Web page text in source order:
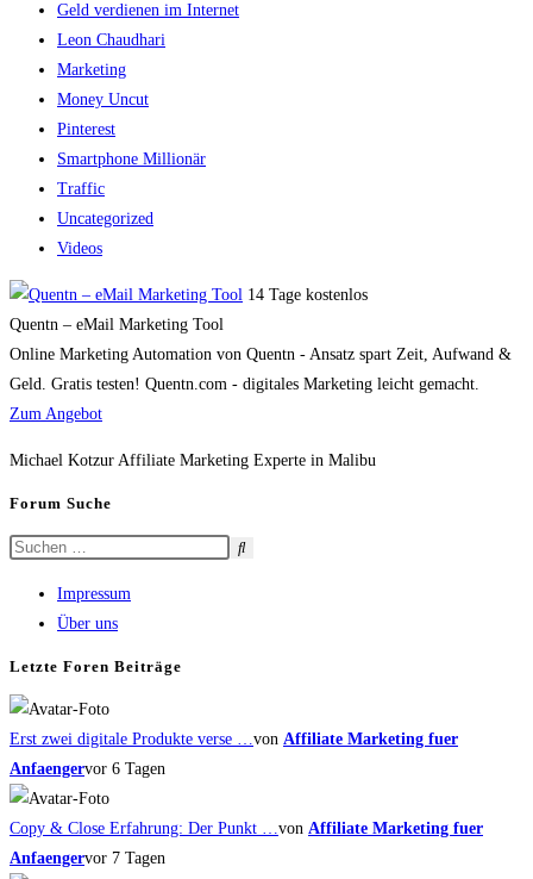
Geld verdienen im Internet
Leon Chaudhari
Marketing
Money Uncut
Pinterest
Smartphone Millionär
Traffic
Uncategorized
Videos
14 Tage kostenlos
Quentn – eMail Marketing Tool
Online Marketing Automation von Quentn - Ansatz spart Zeit, Aufwand &
Geld. Gratis testen! Quentn.com - digitales Marketing leicht gemacht.
Zum Angebot
Michael Kotzur Affiliate Marketing Experte in Malibu
Forum Suche
Impressum
Über uns
Letzte Foren Beiträge
Erst zwei digitale Produkte verse …von Affiliate Marketing fuer
Anfaengervor 6 Tagen
Copy & Close Erfahrung: Der Punkt …von Affiliate Marketing fuer
Anfaengervor 7 Tagen